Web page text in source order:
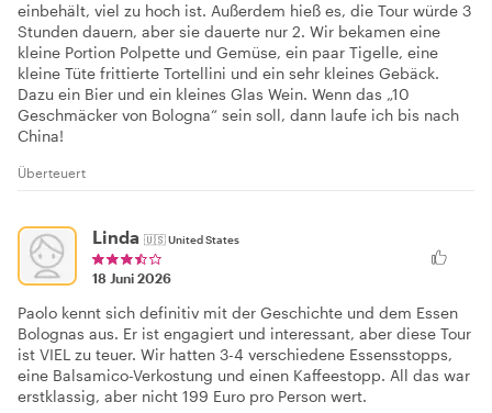
einbehält, viel zu hoch ist. Außerdem hieß es, die Tour würde 3
Stunden dauern, aber sie dauerte nur 2. Wir bekamen eine
kleine Portion Polpette und Gemüse, ein paar Tigelle, eine
kleine Tüte frittierte Tortellini und ein sehr kleines Gebäck.
Dazu ein Bier und ein kleines Glas Wein. Wenn das „10
Geschmäcker von Bologna“ sein soll, dann laufe ich bis nach
China!
Überteuert
Linda 🇺🇸United States
18 Juni 2026
Paolo kennt sich definitiv mit der Geschichte und dem Essen
Bolognas aus. Er ist engagiert und interessant, aber diese Tour
ist VIEL zu teuer. Wir hatten 3-4 verschiedene Essensstopps,
eine Balsamico-Verkostung und einen Kaffeestopp. All das war
erstklassig, aber nicht 199 Euro pro Person wert.